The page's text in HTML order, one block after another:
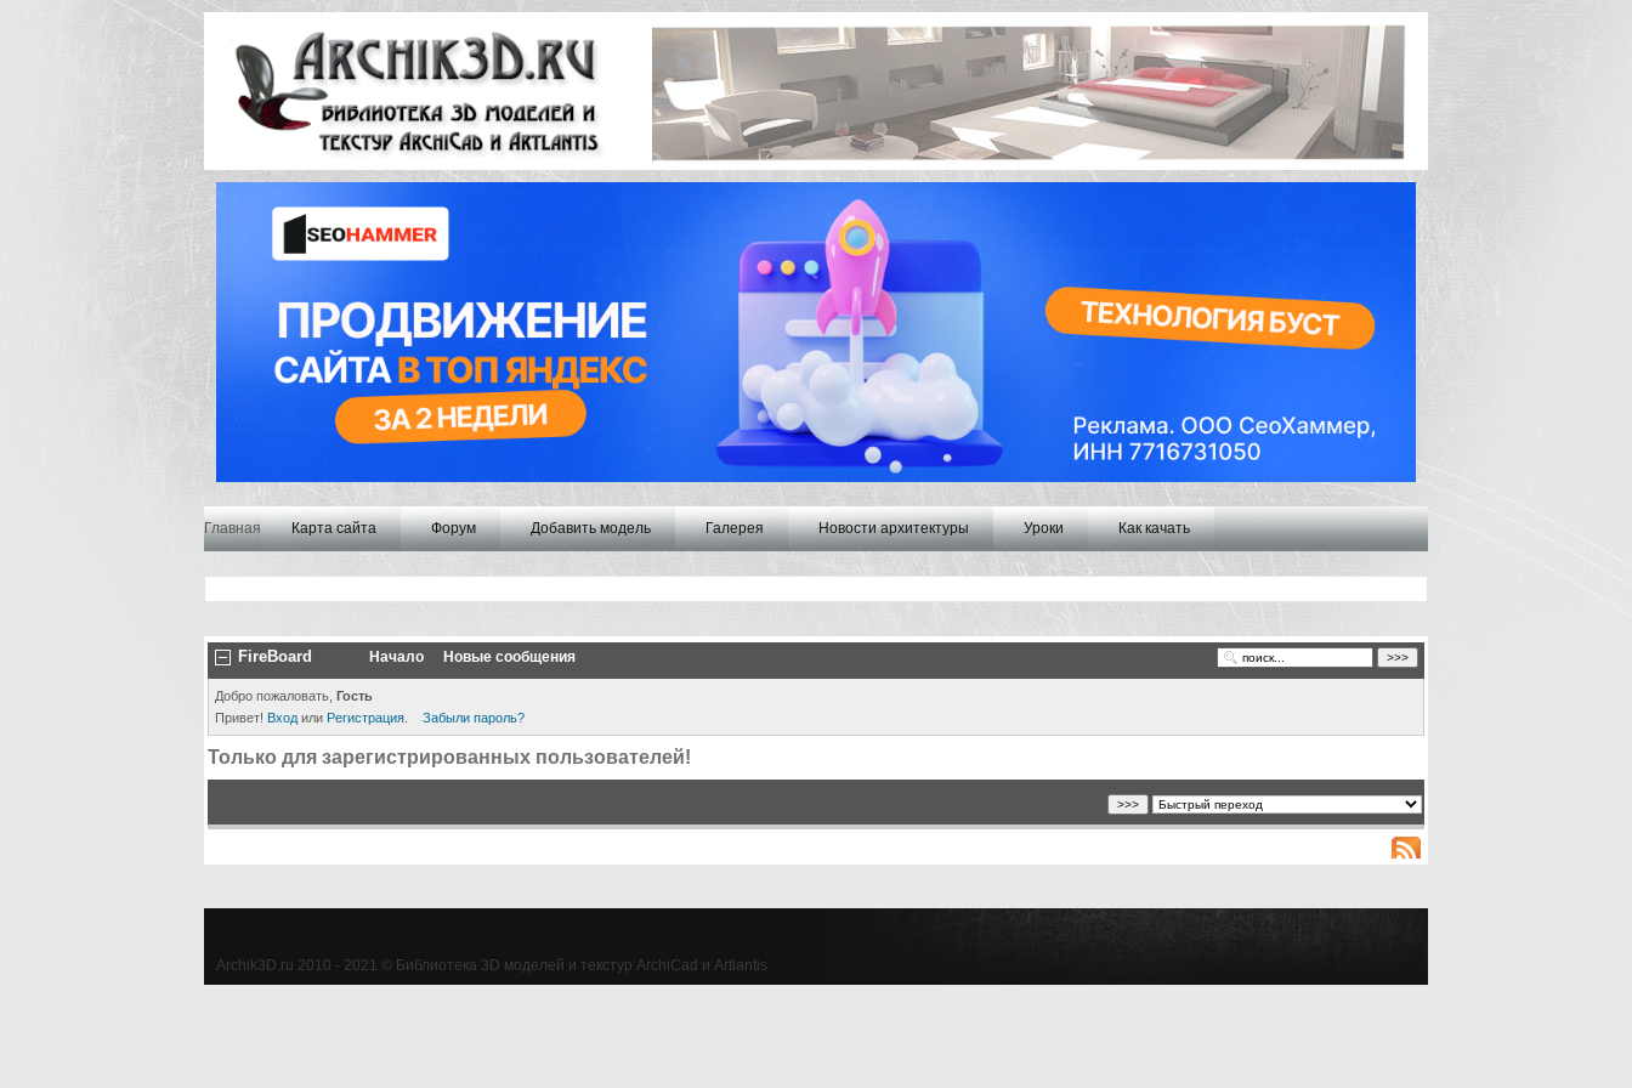
Главная Карта сайта Форум Добавить модель Галерея Новости архитектуры Уроки Как качать
FireBoard Начало Новые сообщения
Добро пожаловать, Гость
Привет! Вход или Регистрация Забыли пароль?
Только для зарегистрированных пользователей!
Archik3D.ru 2010 - 2021 © Библиотека 3D моделей и текстур ArchiCad и Artlantis